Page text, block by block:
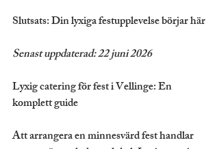
Slutsats: Din lyxiga festupplevelse börjar här
Senast uppdaterad: 22 juni 2026
Lyxig catering för fest i Vellinge: En
komplett guide
Att arrangera en minnesvärd fest handlar